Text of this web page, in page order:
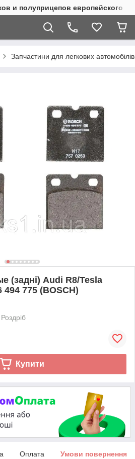
и полуприцепов европейского
Запчастини для легкових автомобілів
(задні) Audi R8/Tesla
494 775 (BOSCH)
Роздріб
Купити
Оплата Умови повернення